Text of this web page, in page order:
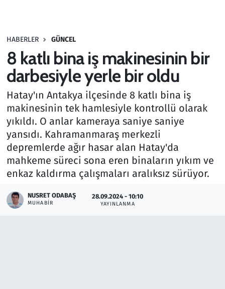
HABERLER GÜNCEL
8 katlı bina iş makinesinin bir
darbesiyle yerle bir oldu
Hatay'ın Antakya ilçesinde 8 katlı bina iş
makinesinin tek hamlesiyle kontrollü olarak
yıkıldı. O anlar kameraya saniye saniye
yansıdı. Kahramanmaraş merkezli
depremlerde ağır hasar alan Hatay'da
mahkeme süreci sona eren binaların yıkım ve
enkaz kaldırma çalışmaları aralıksız sürüyor.
NUSRET ODABAŞ
MUHABIR
28.09.2024 - 10:10
YAYINLANMA
Haber
Kültür Sanat
Kurumsal Haberler
Lezzet Durağı
Memur ve Kamu
Otomobil
Oyun